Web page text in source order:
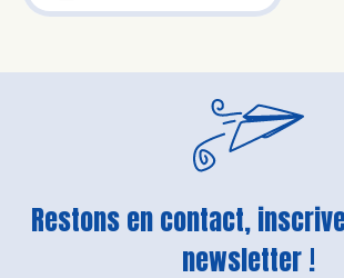
Restons en contact,
newsletter !